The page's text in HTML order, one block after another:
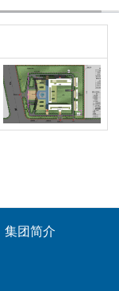
集团简介